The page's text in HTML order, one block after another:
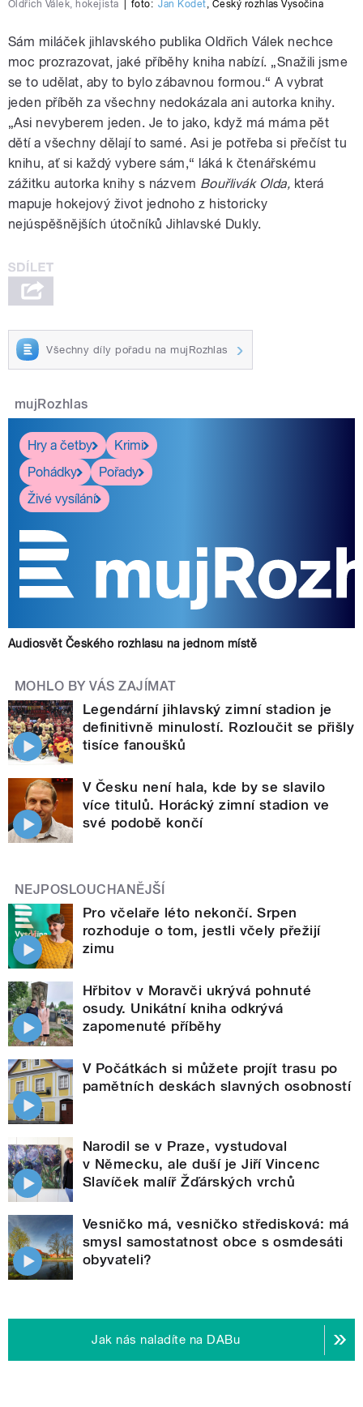
Oldřich Válek, hokejista foto: Jan Kodet Český rozhlas Vysočina
Sám miláček jihlavského publika Oldřich Válek nechce
moc prozrazovat, jaké příběhy kniha nabízí. „Snažili jsme
se to udělat, aby to bylo zábavnou formou.“ A vybrat
jeden příběh za všechny nedokázala ani autorka knihy.
„Asi nevyberem jeden. Je to jako, když má máma pět
dětí a všechny dělají to samé. Asi je potřeba si přečíst tu
knihu, ať si každý vybere sám,“ láká k čtenářskému
zážitku autorka knihy s názvem Bouřlivák Olda, která
mapuje hokejový život jednoho z historicky
nejúspěšnějších útočníků Jihlavské Dukly.
Všechny díly pořadu na mujRozhlas
mujRozhlas
Hry a četby
Krimi
Pohádky
Pořady
Živé vysílání
Audiosvět Českého rozhlasu na jednom místě
MOHLO BY VÁS ZAJÍMAT
Legendární jihlavský zimní stadion je
definitivně minulostí. Rozloučit se přišly
tisíce fanoušků
V Česku není hala, kde by se slavilo
více titulů. Horácký zimní stadion ve
své podobě končí
NEJPOSLOUCHANĚJŠÍ
Pro včelaře léto nekončí. Srpen
rozhoduje o tom, jestli včely přežijí
zimu
Hřbitov v Moravči ukrývá pohnuté
osudy. Unikátní kniha odkrývá
zapomenuté příběhy
V Počátkách si můžete projít trasu po
pamětních deskách slavných osobností
Narodil se v Praze, vystudoval
v Německu, ale duší je Jiří Vincenc
Slavíček malíř Žďárských vrchů
Vesničko má, vesničko středisková: má
smysl samostatnost obce s osmdesáti
obyvateli?
Jak nás naladíte na DABu